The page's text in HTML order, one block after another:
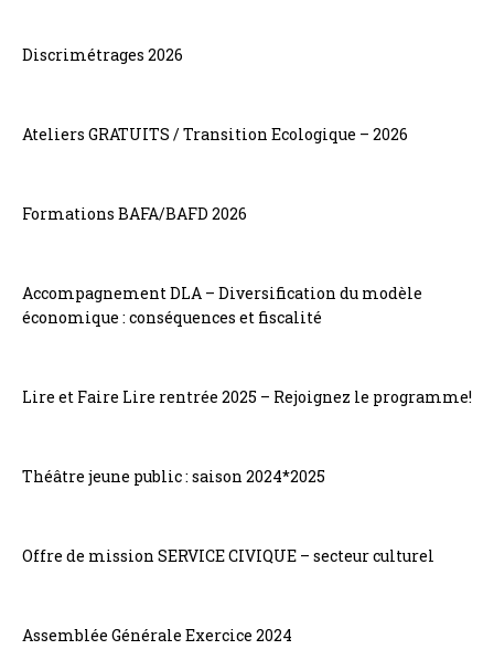
Discrimétrages 2026
Ateliers GRATUITS / Transition Ecologique – 2026
Formations BAFA/BAFD 2026
Accompagnement DLA – Diversification du modèle
économique : conséquences et fiscalité
Lire et Faire Lire rentrée 2025 – Rejoignez le programme!
Théâtre jeune public : saison 2024*2025
Offre de mission SERVICE CIVIQUE – secteur culturel
Assemblée Générale Exercice 2024